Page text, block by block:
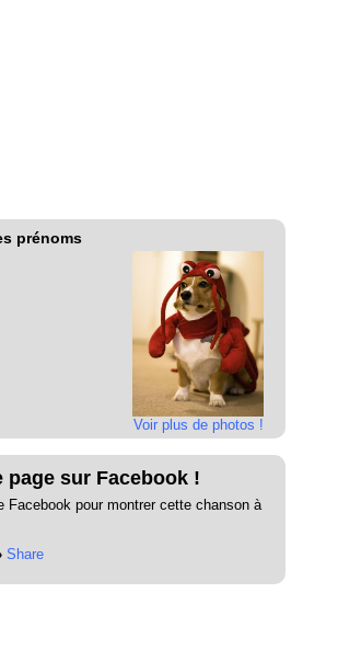
prénoms
Voir plus de photos !
page sur Facebook !
Facebook pour montrer cette chanson à
Share